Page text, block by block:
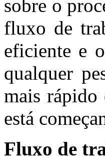
sobre o
fluxo de
eficiente e
qualquer
mais rápido
está
Fluxo de